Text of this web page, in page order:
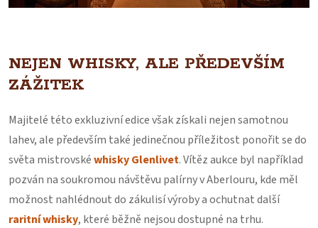
NEJEN WHISKY, ALE PŘEDEVŠÍM
ZÁŽITEK
Majitelé této exkluzivní edice však získali nejen samotnou
lahev, ale především také jedinečnou příležitost ponořit se do
světa mistrovskéwhisky Glenlivet. Vítěz aukce byl například
pozván na soukromou návštěvu palírny v Aberlouru, kde měl
možnost nahlédnout do zákulisí výroby a ochutnat další
raritní whisky, které běžně nejsou dostupné na trhu.